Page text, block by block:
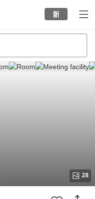
新
28